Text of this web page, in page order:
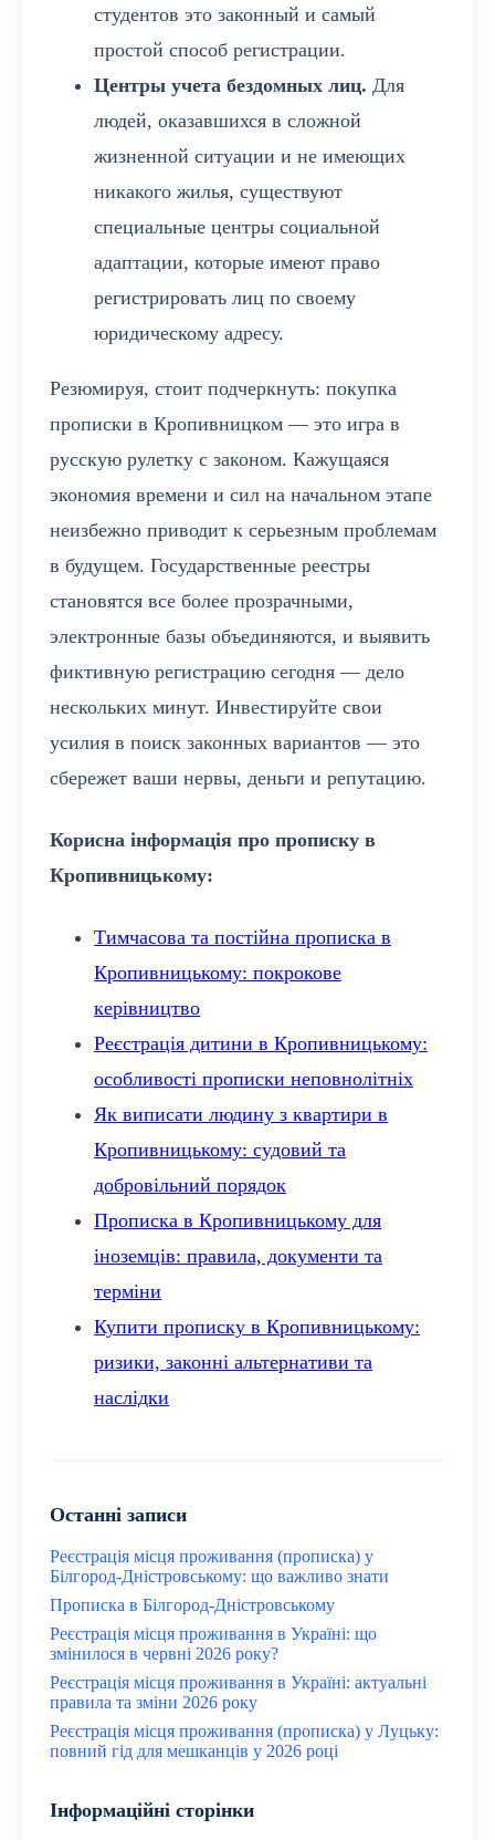
студентов это законный и самый
простой способ регистрации.
Центры учета бездомных лиц. Для
людей, оказавшихся в сложной
жизненной ситуации и не имеющих
никакого жилья, существуют
специальные центры социальной
адаптации, которые имеют право
регистрировать лиц по своему
юридическому адресу.
Резюмируя, стоит подчеркнуть: покупка
прописки в Кропивницком — это игра в
русскую рулетку с законом. Кажущаяся
экономия времени и сил на начальном этапе
неизбежно приводит к серьезным проблемам
в будущем. Государственные реестры
становятся все более прозрачными,
электронные базы объединяются, и выявить
фиктивную регистрацию сегодня — дело
нескольких минут. Инвестируйте свои
усилия в поиск законных вариантов — это
сбережет ваши нервы, деньги и репутацию.
Корисна інформація про прописку в
Кропивницькому:
Тимчасова та постійна прописка в
Кропивницькому: покрокове
керівництво
Реєстрація дитини в Кропивницькому:
особливості прописки неповнолітніх
Як виписати людину з квартири в
Кропивницькому: судовий та
добровільний порядок
Прописка в Кропивницькому для
іноземців: правила, документи та
терміни
Купити прописку в Кропивницькому:
ризики, законні альтернативи та
наслідки
Останні записи
Реєстрація місця проживання (прописка) у
Білгород-Дністровському: що важливо знати
Прописка в Білгород-Дністровському
Реєстрація місця проживання в Україні: що
змінилося в червні 2026 року?
Реєстрація місця проживання в Україні: актуальні
правила та зміни 2026 року
Реєстрація місця проживання (прописка) у Луцьку:
повний гід для мешканців у 2026 році
Інформаційні сторінки